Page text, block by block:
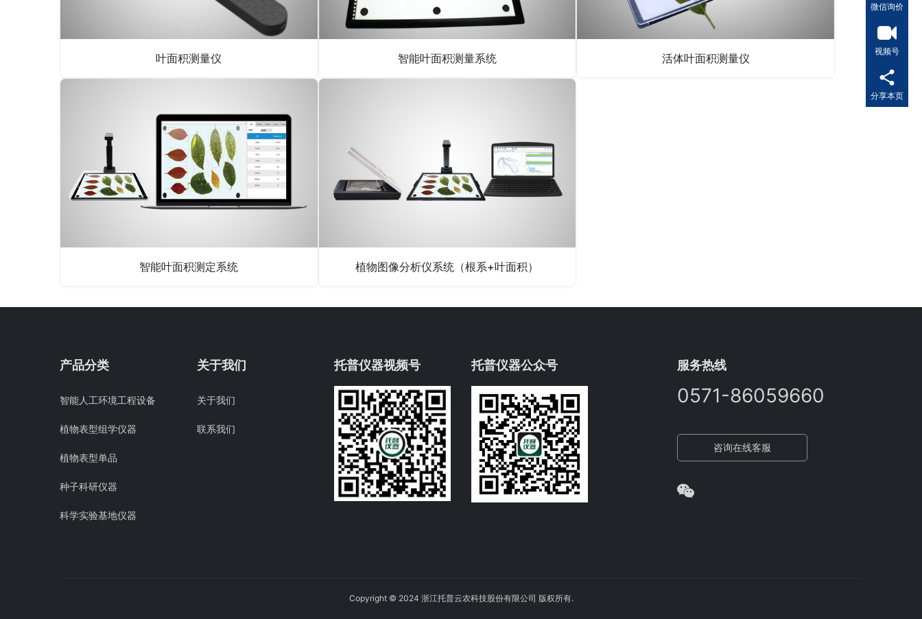
叶面积测量仪 智能叶面积测量系统 活体叶面积测量仪
智能叶面积测定系统 植物图像分析仪系统（根系+叶面积）
产品分类
智能人工环境工程设备
植物表型组学仪器
植物表型单品
种子科研仪器
科学实验基地仪器
关于我们
关于我们
联系我们
托普仪器视频号 托普仪器公众号 服务热线
0571-86059660
咨询在线客服
Copyright © 2024 浙江托普云农科技股份有限公司 版权所有.
微信询价
视频号
分享本页